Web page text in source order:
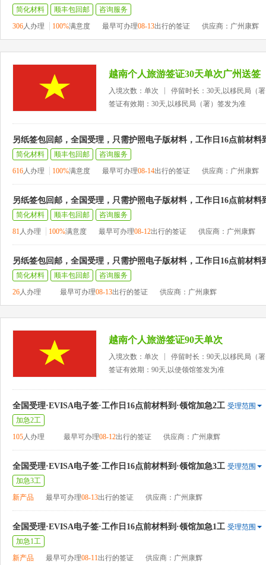
简化材料 顺丰包回邮
咨询服务
306人办理 100%满意度 最早可办理08-13出行的签证 供应商：广州康辉
越南个人旅游签证30天单次广州送签
入境次数：单次
停留时长：30天,以移民局（
签证有效期：30天,以移民局（署）签发为准
另纸签包回邮，全国受理，只需护照电子版材料，工作日16点前材料
简化材料 顺丰包回邮
咨询服务
616人办理 100%满意度 最早可办理08-14出行的签证 供应商：广州康辉
另纸签包回邮，全国受理，只需护照电子版材料，工作日16点前材料
简化材料 顺丰包回邮
咨询服务
81人办理 100%满意度 最早可办理08-12出行的签证 供应商：广州康辉
另纸签包回邮，全国受理，只需护照电子版材料，工作日16点前材料
简化材料 顺丰包回邮
咨询服务
26人办理 最早可办理08-13出行的签证 供应商：广州康辉
越南个人旅游签证90天单次
入境次数：单次
停留时长：90天,以移民局（
签证有效期：90天,以使领馆签发为准
全国受理·EVISA电子签·工作日16点前材料到·领馆加急2工 受理范围
加急2工
105人办理 最早可办理08-12出行的签证 供应商：广州康辉
全国受理·EVISA电子签·工作日16点前材料到·领馆加急3工 受理范围
加急3工
新产品
最早可办理08-13出行的签证 供应商：广州康辉
全国受理·EVISA电子签·工作日16点前材料到·领馆加急1工 受理范围
加急1工
新产品
最早可办理08-11出行的签证 供应商：广州康辉